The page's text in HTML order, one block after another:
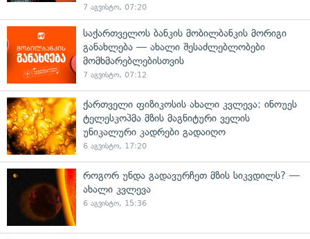
7 აგვისტო, 07:20
საქართველოს ბანკის მობილბანკის მორიგი
განახლება — ახალი შესაძლებლობები
მომხმარებლებისთვის
7 აგვისტო, 07:12
ქართველი ფიზიკოსის ახალი კვლევა: ინოუეს
ტელესკოპმა მზის მაგნიტური ველის
უნიკალური კადრები გადაიღო
6 აგვისტო, 17:20
როგორ უნდა გადავურჩეთ მზის სიკვდილს? —
ახალი კვლევა
6 აგვისტო, 15:36